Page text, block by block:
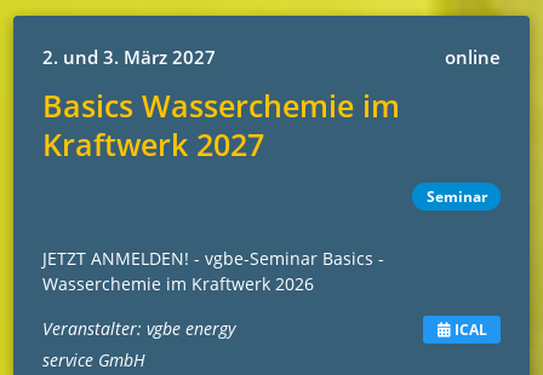
2. und 3. März 2027 online
Basics Wasserchemie im
Kraftwerk 2027
Seminar
JETZT ANMELDEN! - vgbe-Seminar Basics -
Wasserchemie im Kraftwerk 2026
Veranstalter: vgbe energy
service GmbH
ICAL